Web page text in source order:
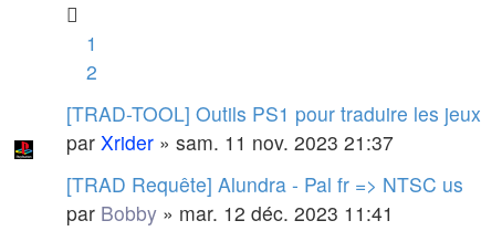
1
2
[TRAD-TOOL] Outils PS1 pour traduire les jeux
par Xrider » sam. 11 nov. 2023 21:37
[TRAD Requête] Alundra - Pal fr => NTSC us
par Bobby » mar. 12 déc. 2023 11:41